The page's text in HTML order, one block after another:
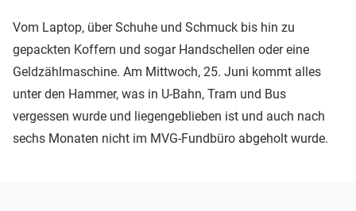
Vom Laptop, über Schuhe und Schmuck bis hin zu
gepackten Koffern und sogar Handschellen oder eine
Geldzählmaschine. Am Mittwoch, 25. Juni kommt alles
unter den Hammer, was in U-Bahn, Tram und Bus
vergessen wurde und liegengeblieben ist und auch nach
sechs Monaten nicht im MVG-Fundbüro abgeholt wurde.